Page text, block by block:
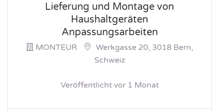
Lieferung und Montage von
Haushaltgeräten
Anpassungsarbeiten
MONTEUR
Werkgasse 20, 3018 Bern,
Schweiz
Veröffentlicht vor 1 Monat